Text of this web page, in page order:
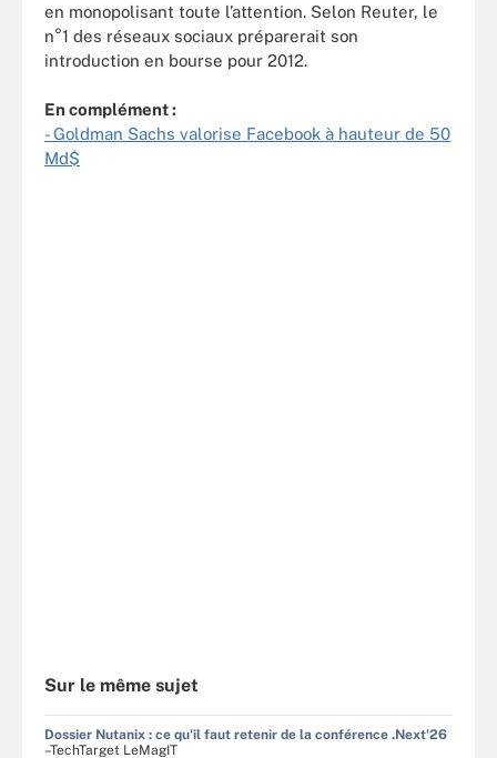
en monopolisant toute l’attention. Selon Reuter, le
n°1 des réseaux sociaux préparerait son
introduction en bourse pour 2012.
En complément :
- Goldman Sachs valorise Facebook à hauteur de 50
Md$
Sur le même sujet
Dossier Nutanix : ce qu'il faut retenir de la conférence .Next'26
–TechTarget LeMagIT